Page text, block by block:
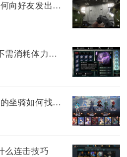
在暗区突围中如何向好友发出组队游戏邀请
影之刃3有没有不需消耗体力的技巧
斗罗大陆手游中的坐骑如何找寻和驯服
么连击技巧